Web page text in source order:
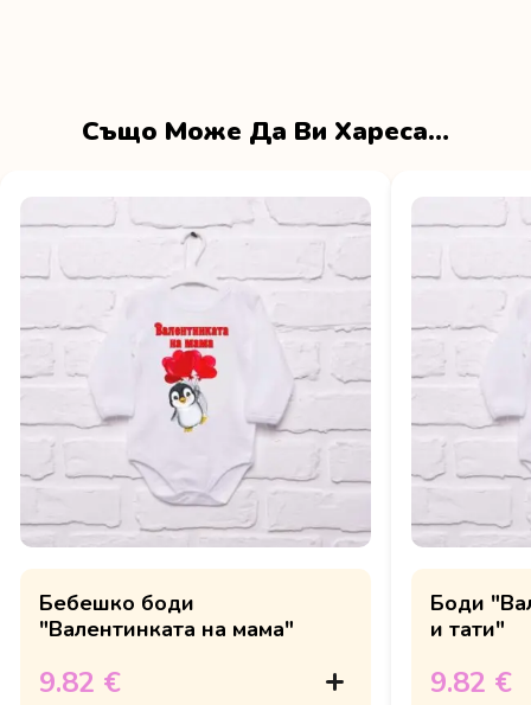
Също Може Да Ви Хареса…
Бебешко боди
"Валентинката на мама"
9.82 €
Боди
и тати"
9.82 €